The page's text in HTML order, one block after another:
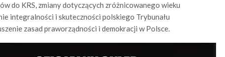
do KRS, zmiany dotyczących zróżnicowanego wieku
integralności i skuteczności polskiego Trybunału
zasad praworządności i demokracji w Polsce.